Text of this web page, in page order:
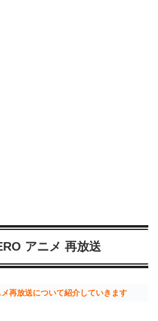
アニメ 再放送
メ再放送について紹介していきます